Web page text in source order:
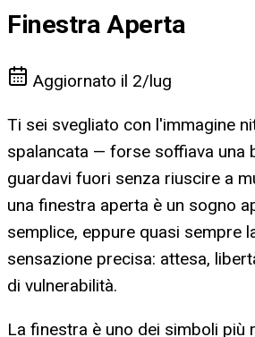
Finestra Aperta
Aggiornato il 2/lug
Ti sei svegliato con l'immagine
spalancata — forse soffiava una
guardavi fuori senza riuscire a
una finestra aperta è un sogno
semplice, eppure quasi sempre
sensazione precisa: attesa,
di vulnerabilità.
La finestra è uno dei simboli più